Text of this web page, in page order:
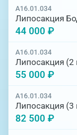
A16.01.034
Липосакция
44 000 ₽
A16.01.034
Липосакция (2
55 000 ₽
A16.01.034
Липосакция (3
82 500 ₽